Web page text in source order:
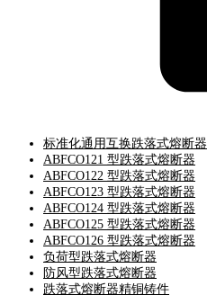
标准化通用互换跌落式熔断器
ABFCO121 型跌落式熔断器
ABFCO122 型跌落式熔断器
ABFCO123 型跌落式熔断器
ABFCO124 型跌落式熔断器
ABFCO125 型跌落式熔断器
ABFCO126 型跌落式熔断器
负荷型跌落式熔断器
防风型跌落式熔断器
跌落式熔断器精铜铸件